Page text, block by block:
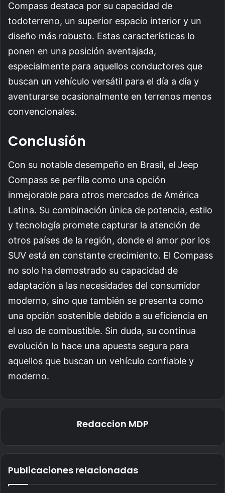
Compass destaca por su capacidad de
todoterreno, un superior espacio interior y un
diseño más robusto. Estas características lo
ponen en una posición aventajada,
especialmente para aquellos conductores que
buscan un vehículo versátil para el día a día y
aventurarse ocasionalmente en terrenos menos
convencionales.
Conclusión
Con su notable desempeño en Brasil, el Jeep
Compass se perfila como una opción
inmejorable para otros mercados de América
Latina. Su combinación única de potencia, estilo
y tecnología promete capturar la atención de
otros países de la región, donde el amor por los
SUV está en constante crecimiento. El Compass
no solo ha demostrado su capacidad de
adaptación a las necesidades del consumidor
moderno, sino que también se presenta como
una opción sostenible debido a su eficiencia en
el uso de combustible. Sin duda, su continua
evolución lo hace una apuesta segura para
aquellos que buscan un vehículo confiable y
moderno.
Redaccion MDP
Publicaciones relacionadas